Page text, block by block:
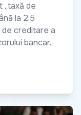
„taxă de
la 2.5
de creditare a
bancar.